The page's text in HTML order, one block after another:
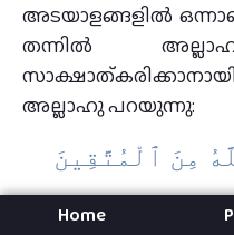
അടയാളങ്ങളിൽ
തന്നിൽ
അല്ലാഹു പറയുന്നു:
مِنَ ٱلْمُتَّقِينَ
അവന്‍ പറഞ്ഞു:
Home